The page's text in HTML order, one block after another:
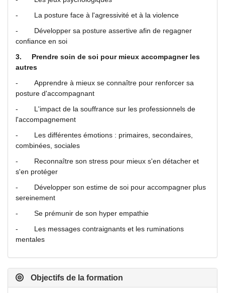
- La posture face à l'agressivité et à la violence
- Développer sa posture assertive afin de regagner
confiance en soi
3. Prendre soin de soi pour mieux accompagner les
autres
- Apprendre à mieux se connaître pour renforcer sa
posture d'accompagnant
- L'impact de la souffrance sur les professionnels de
l'accompagnement
- Les différentes émotions : primaires, secondaires,
combinées, sociales
- Reconnaître son stress pour mieux s'en détacher et
s'en protéger
- Développer son estime de soi pour accompagner plus
sereinement
- Se prémunir de son hyper empathie
- Les messages contraignants et les ruminations
mentales
Objectifs de la formation